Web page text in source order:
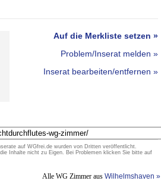
Auf die Merkliste setzen »
Problem/Inserat melden »
Inserat bearbeiten/entfernen »
auf WGfrei.de wurden von Dritten veröffentlicht.
Inhalte nicht zu Eigen. Bei Problemen klicken Sie bitte auf
Alle WG Zimmer aus Wilhelmshaven »